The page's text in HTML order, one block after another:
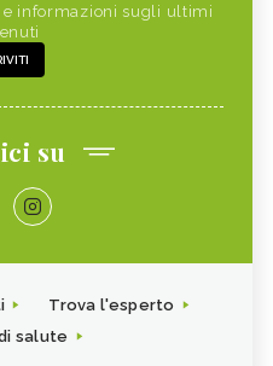
informazioni sugli ultimi
su
Trova l'esperto
salute